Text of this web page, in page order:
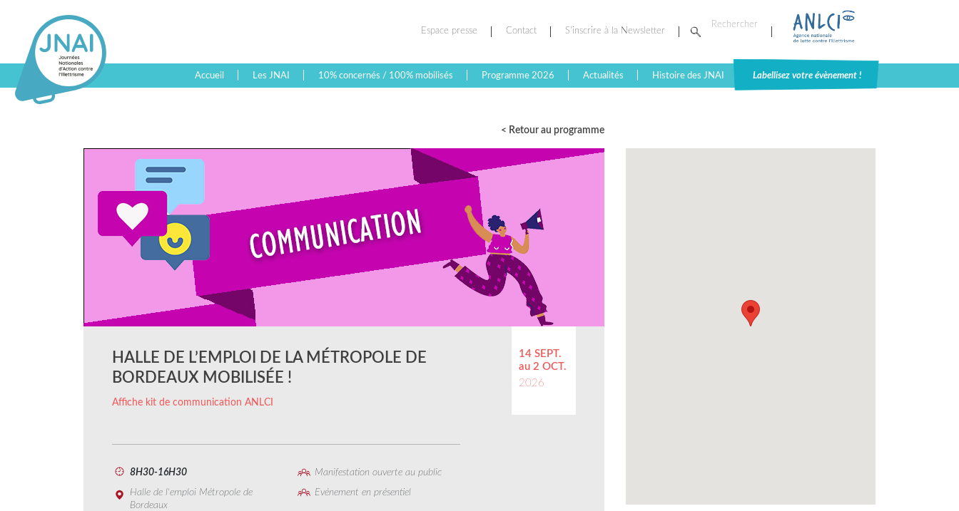
Espace presse Contact S’inscrire à la Newsletter
Accueil Les JNAI 10% concernés / 100% mobilisés Programme 2026 Actualités Histoire des JNAI Labellisez votre évènement !
< Retour au programme
14 SEPT.
au 2 OCT.
2026
HALLE DE L’EMPLOI DE LA MÉTROPOLE DE
BORDEAUX MOBILISÉE !
Affiche kit de communication ANLCI
8H30-16H30
Manifestation ouverte au public
Halle de l'emploi Métropole de
Bordeaux
Evénement en présentiel